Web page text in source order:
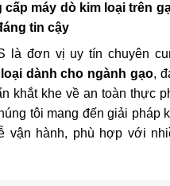
máy dò kim loại trên
tin cậy
là đơn vị uy tín chuyên
dành cho ngành gạo,
khắt khe về an toàn thực
tôi mang đến giải pháp
vận hành, phù hợp với